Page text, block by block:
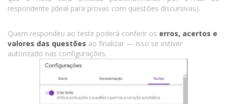
respondente (ideal para provas com questões discursivas).
Quem respondeu ao teste poderá conferir os erros, acertos e
valores das questões ao finalizar — isso se estiver
autorizado nas configurações.